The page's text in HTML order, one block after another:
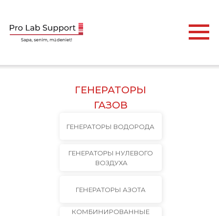
ГЕНЕРАТОРЫ
ГАЗОВ
КОМБИНИРОВАННЫЕ
ГЕНЕРАТОРЫ АЗОТА
ГЕНЕРАТОРЫ НУЛЕВОГО
ВОЗДУХА
ГЕНЕРАТОРЫ ВОДОРОДА